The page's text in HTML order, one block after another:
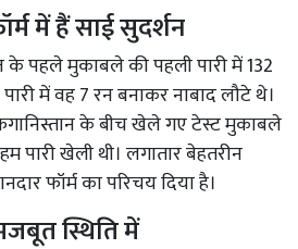
में हैं साई सुदर्शन
के पहले मुकाबले की पहली पारी में 132
में वह 7 रन बनाकर नाबाद लौटे थे।
के बीच खेले गए टेस्ट मुकाबले
पारी खेली थी। लगातार बेहतरीन
फॉर्म का परिचय दिया है।
स्थिति में